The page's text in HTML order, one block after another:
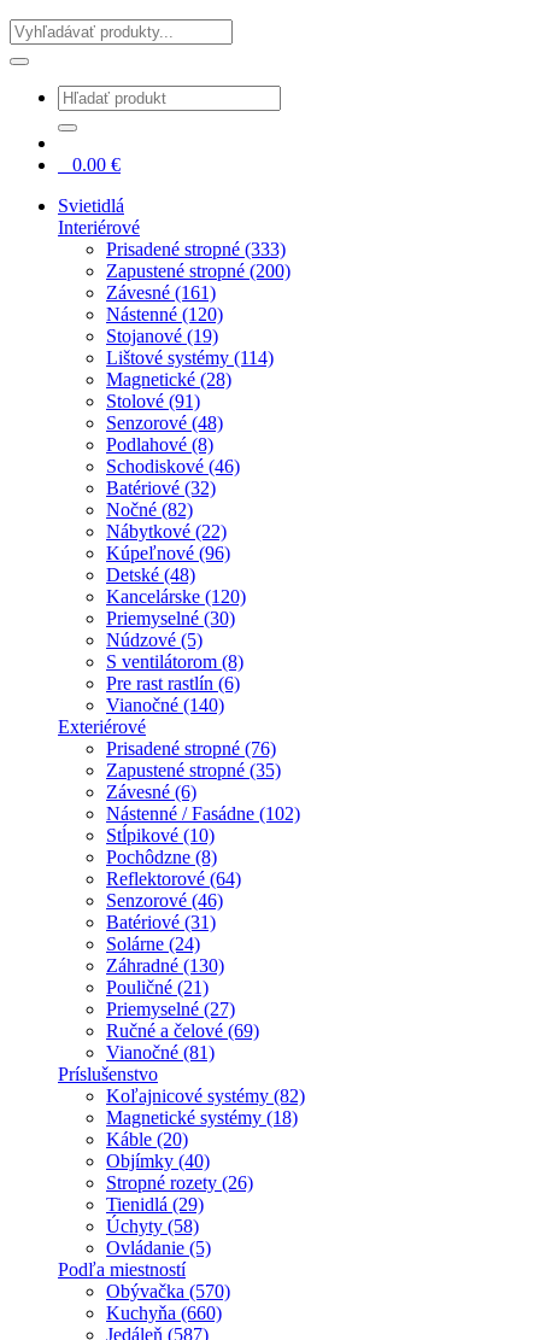
Hladať
0.00 €
Svietidlá
Interiérové
Prisadené stropné (333)
Zapustené stropné (200)
Závesné (161)
Nástenné (120)
Stojanové (19)
Lištové systémy (114)
Magnetické (28)
Stolové (91)
Senzorové (48)
Podlahové (8)
Schodiskové (46)
Batériové (32)
Nočné (82)
Nábytkové (22)
Kúpeľnové (96)
Detské (48)
Kancelárske (120)
Priemyselné (30)
Núdzové (5)
S ventilátorom (8)
Pre rast rastlín (6)
Vianočné (140)
Exteriérové
Prisadené stropné (76)
Zapustené stropné (35)
Závesné (6)
Nástenné / Fasádne (102)
Stĺpikové (10)
Pochôdzne (8)
Reflektorové (64)
Senzorové (46)
Batériové (31)
Solárne (24)
Záhradné (130)
Pouličné (21)
Priemyselné (27)
Ručné a čelové (69)
Vianočné (81)
Príslušenstvo
Koľajnicové systémy (82)
Magnetické systémy (18)
Káble (20)
Objímky (40)
Stropné rozety (26)
Tienidlá (29)
Úchyty (58)
Ovládanie (5)
Podľa miestností
Obývačka (570)
Kuchyňa (660)
Jedáleň (587)